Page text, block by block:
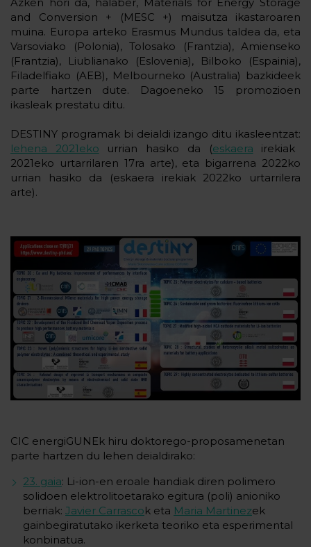
Azken hori da, halaber, Materials for Energy Storage
and Conversion + (MESC +) maisutza ikastaroaren
muina. Europa arteko Erasmus Mundus taldea da, eta
Varsoviako (Polonia), Tolosako (Frantzia), Amienseko
(Frantzia), Liublianako (Eslovenia), Bilboko (Espainia),
Filadelfiako (AEB), Melbourneko (Australia) bazkideek
parte hartzen dute. Dagoeneko 15 promozioen
ikasleak prestatu ditu.
DESTINY programak bi deialdi izango ditu ikasleentzat:
lehena 2021eko urrian hasiko da (eskaera irekiak
2021eko urtarrilaren 17ra arte), eta bigarrena 2022ko
urrian hasiko da (eskaera irekiak 2022ko urtarrilera
arte).
CIC energiGUNEk hiru doktorego-proposamenetan
parte hartzen du lehen deialdirako:
23. gaia: Li-ion-en eroale handiak diren polimero
solidoen elektrolitoetarako egitura (poli) anioniko
berriak: Javier Carrascok eta Maria Martinezek
gainbegiratutako ikerketa teoriko eta esperimental
konbinatua.